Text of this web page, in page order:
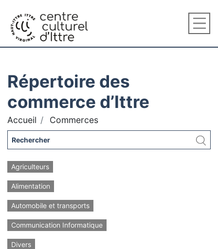
Répertoire des
commerce d’Ittre
Accueil Commerces
Agriculteurs
Alimentation
Automobile et transports
Communication Informatique
Divers